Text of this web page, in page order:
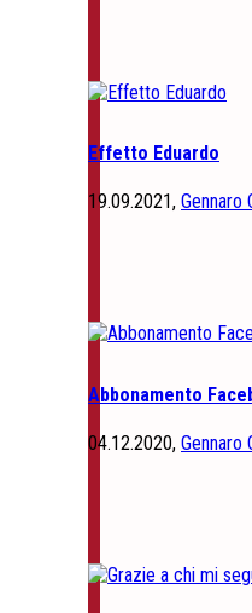
Effetto Eduardo
19.09.2021, Gennaro
Abbonamento
04.12.2020, Gennaro